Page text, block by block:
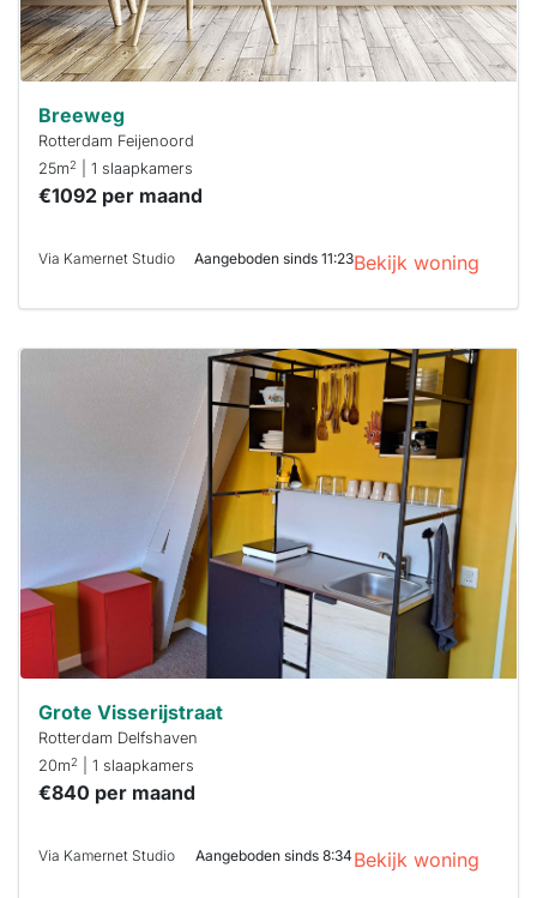
Breeweg
Rotterdam Feijenoord
25m2 | 1 slaapkamers
€1092 per maand
Via Kamernet Studio Aangeboden sinds 11:23Bekijk woning
Grote Visserijstraat
Rotterdam Delfshaven
20m2 | 1 slaapkamers
€840 per maand
Via Kamernet Studio Aangeboden sinds 8:34 Bekijk woning